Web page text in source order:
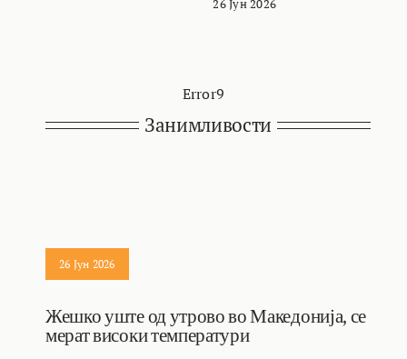
26 Јун 2026
Error9
Занимливости
26 Јун 2026
Жешко уште од утрово во Македонија, се
мерат високи температури